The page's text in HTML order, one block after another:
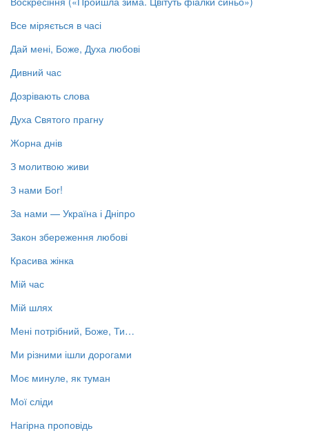
Все міряється в часі
Дай мені, Боже, Духа любові
Дивний час
Дозрівають слова
Духа Святого прагну
Жорна днів
З молитвою живи
З нами Бог!
За нами — Україна і Дніпро
Закон збереження любові
Красива жінка
Мій час
Мій шлях
Мені потрібний, Боже, Ти…
Ми різними ішли дорогами
Моє минуле, як туман
Мої сліди
Нагірна проповідь